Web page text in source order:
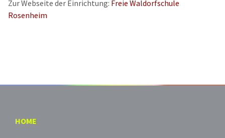
Zur Webseite der Einrichtung: Freie Waldorfschule
Rosenheim
HOME